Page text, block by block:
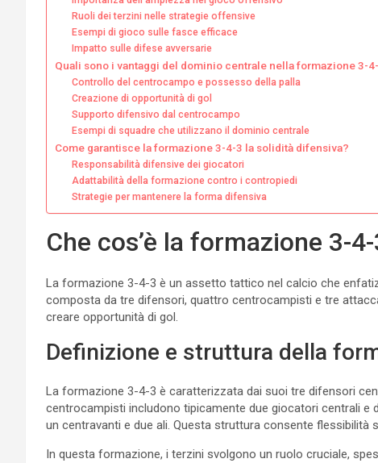
Ruoli dei terzini nelle strategie offensive
Esempi di gioco sulle fasce efficace
Impatto sulle difese avversarie
Quali sono i vantaggi del dominio centrale nella formazione 3-
Controllo del centrocampo e possesso della palla
Creazione di opportunità di gol
Supporto difensivo dal centrocampo
Esempi di squadre che utilizzano il dominio centrale
Come garantisce la formazione 3-4-3 la solidità difensiva?
Responsabilità difensive dei giocatori
Adattabilità della formazione contro i contropiedi
Strategie per mantenere la forma difensiva
Che cos’è la formazione 3-
La formazione 3-4-3 è un assetto tattico nel calcio che
composta da tre difensori, quattro centrocampisti e tre
creare opportunità di gol.
Definizione e struttura della
La formazione 3-4-3 è caratterizzata dai suoi tre difensori
centrocampisti includono tipicamente due giocatori centrali
un centravanti e due ali. Questa struttura consente
In questa formazione, i terzini svolgono un ruolo cruciale,